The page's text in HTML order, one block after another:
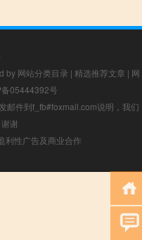
by 网站分类目录 | 精选推荐文章 | 网
05444392号
邮件到f_fb#foxmail.com说明，我们
谢
利性广告及商业合作